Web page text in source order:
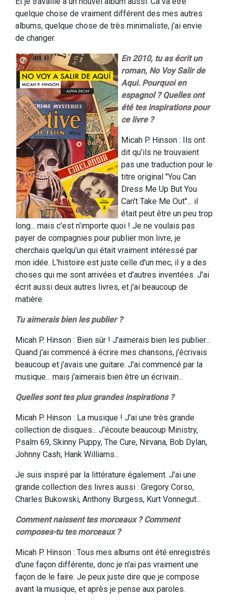
quelque chose de vraiment différent des mes autres
albums, quelque chose de très minimaliste, j'ai envie
de changer.
En 2010, tu as écrit un
roman, No Voy Salir de
Aqui. Pourquoi en
espagnol ? Quelles ont
été tes inspirations pour
ce livre ?
Micah P. Hinson : Ils ont
dit qu'ils ne trouvaient
pas une traduction pour le
titre original "You Can
Dress Me Up But You
Can't Take Me Out"... il
était peut être un peu trop
long... mais c'est n'importe quoi ! Je ne voulais pas
payer de compagnies pour publier mon livre, je
cherchais quelqu'un qui était vraiment intéressé par
mon idée. L'histoire est juste celle d'un mec, il y a des
choses qui me sont arrivées et d'autres inventées. J'ai
écrit aussi deux autres livres, et j'ai beaucoup de
matière.
Tu aimerais bien les publier ?
Micah P. Hinson : Bien sûr ! J'aimerais bien les publier...
Quand j'ai commencé à écrire mes chansons, j'écrivais
beaucoup et j'avais une guitare. J'ai commencé par la
musique... mais j'aimerais bien être un écrivain...
Quelles sont tes plus grandes inspirations ?
Micah P. Hinson : La musique ! J'ai une très grande
collection de disques... J'écoute beaucoup Ministry,
Psalm 69, Skinny Puppy, The Cure, Nirvana, Bob Dylan,
Johnny Cash, Hank Williams...
Je suis inspiré par la littérature également. J'ai une
grande collection des livres aussi : Gregory Corso,
Charles Bukowski, Anthony Burgess, Kurt Vonnegut...
Comment naissent tes morceaux ? Comment
composes-tu tes morceaux ?
Micah P. Hinson : Tous mes albums ont été enregistrés
d'une façon différente, donc je n'ai pas vraiment une
façon de le faire. Je peux juste dire que je compose
avant la musique, et après je pense aux paroles.